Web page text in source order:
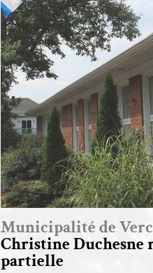
Municipalité de
Christine Duchesne
partielle